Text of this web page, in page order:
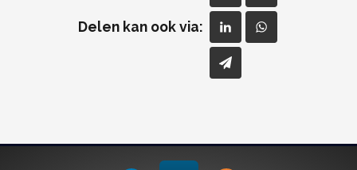
Delen kan ook via: